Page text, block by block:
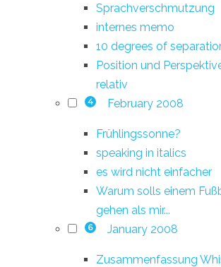
Sprachverschmutzung
internes memo
10 degrees of
Position und
relativ
4 February 2008
Frühlingssonne?
speaking in italics
es wird nicht einfacher
Warum solls einem
gehen als mir...
6 January 2008
Zusammenfassung